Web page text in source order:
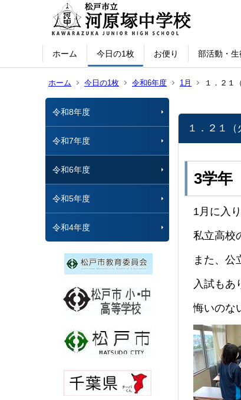
ホーム 今日の1枚 お便り 部活動・生
ホーム 今日の1枚 令和6年度 1月 １．２１
令和8年度
令和7年度
令和6年度
令和5年度
令和4年度
１．２１
3学年
1月に入
私立高校
また、公
入試もあ
悔いのな